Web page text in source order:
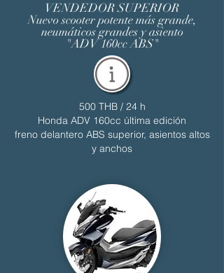
VENDEDOR SUPERIOR
Nuevo scooter potente más grande,
neumáticos grandes y asiento
"ADV 160cc ABS"
500 THB / 24 h
Honda ADV 160cc última edición
freno delantero ABS superior, asientos altos
y anchos